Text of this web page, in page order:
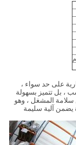
على حد سواء ،
، بل تتميز بسهولة
المشغل ، وهو
يضمن آلية سليمة